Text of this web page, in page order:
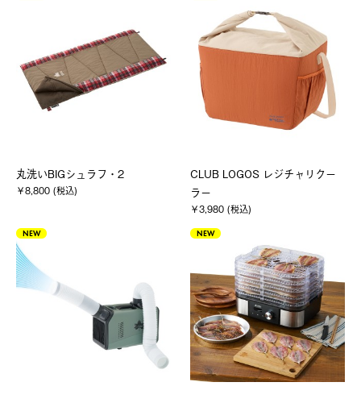
丸洗いBIGシュラフ・2
￥8,800 (税込)
CLUB LOGOS レジチャリクー
ラー
￥3,980 (税込)
NEW NEW